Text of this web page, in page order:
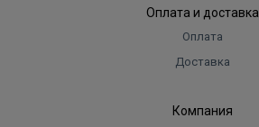
Оплата и доставка
Оплата
Доставка
Компания